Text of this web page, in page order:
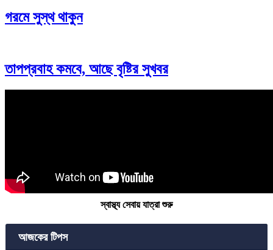
গরমে সুস্থ থাকুন
তাপপ্রবাহ কমবে, আছে বৃষ্টির সুখবর
স্বাস্থ্য সেবায় যাত্রা শুরু
আজকের টিপস